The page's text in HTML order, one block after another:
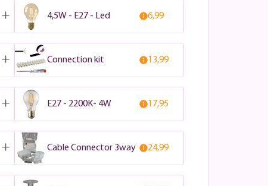
4,5W - E27 - Led 6,99
Connection kit 13,99
E27 - 2200K- 4W 17,95
Cable Connector 3way 24,99